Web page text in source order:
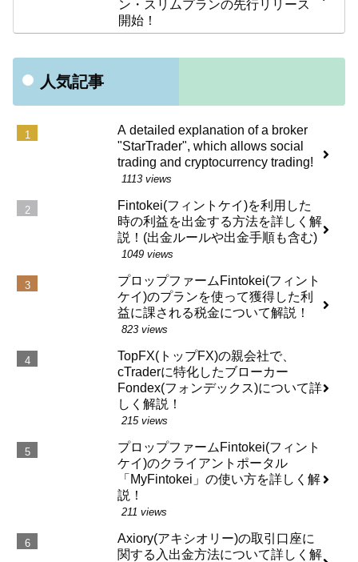
ン・スリムプランの先行リリース
開始！
人気記事
A detailed explanation of a broker
"StarTrader", which allows social
trading and cryptocurrency trading!
1113 views
Fintokei(フィントケイ)を利用した
時の利益を出金する方法を詳しく解
説！(出金ルールや出金手順も含む)
1049 views
プロップファームFintokei(フィント
ケイ)のプランを使って獲得した利
益に課される税金について解説！
823 views
TopFX(トップFX)の親会社で、
cTraderに特化したブローカー
Fondex(フォンデックス)について詳
しく解説！
215 views
プロップファームFintokei(フィント
ケイ)のクライアントポータル
「MyFintokei」の使い方を詳しく解
説！
211 views
Axiory(アキシオリー)の取引口座に
関する入出金方法について詳しく解